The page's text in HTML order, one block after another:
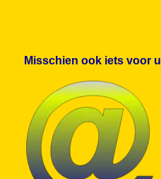
Misschien ook iets voor u